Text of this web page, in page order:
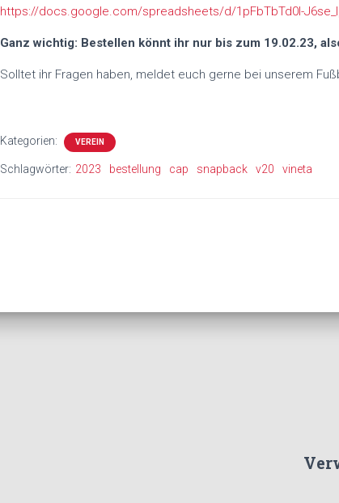
https://docs.google.com/spreadsheets/d/1pFbTbTd0I-
Ganz wichtig: Bestellen könnt ihr nur bis zum 19.02.23,
Solltet ihr Fragen haben, meldet euch gerne bei unserem
Kategorien: VEREIN
Schlagwörter: 2023 bestellung cap snapback v20 vineta